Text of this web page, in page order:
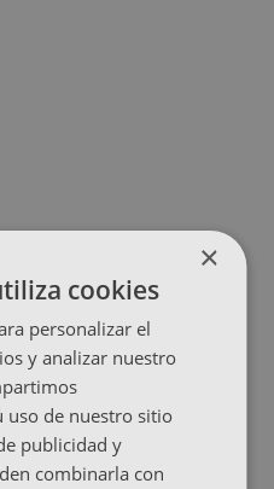
×
cookies
personalizar el
y analizar nuestro
uso de nuestro sitio
publicidad y
combinarla con